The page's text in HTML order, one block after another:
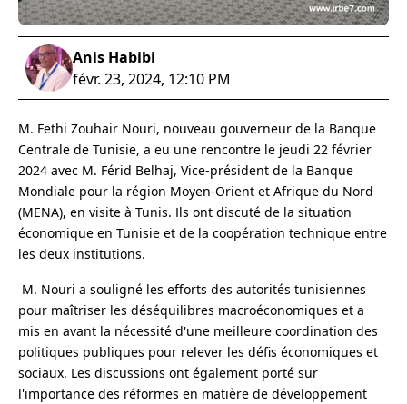
Anis Habibi
févr. 23, 2024, 12:10 PM
M. Fethi Zouhair Nouri, nouveau gouverneur de la Banque
Centrale de Tunisie, a eu une rencontre le jeudi 22 février
2024 avec M. Férid Belhaj, Vice-président de la Banque
Mondiale pour la région Moyen-Orient et Afrique du Nord
(MENA), en visite à Tunis. Ils ont discuté de la situation
économique en Tunisie et de la coopération technique entre
les deux institutions.
M. Nouri a souligné les efforts des autorités tunisiennes
pour maîtriser les déséquilibres macroéconomiques et a
mis en avant la nécessité d'une meilleure coordination des
politiques publiques pour relever les défis économiques et
sociaux. Les discussions ont également porté sur
l'importance des réformes en matière de développement